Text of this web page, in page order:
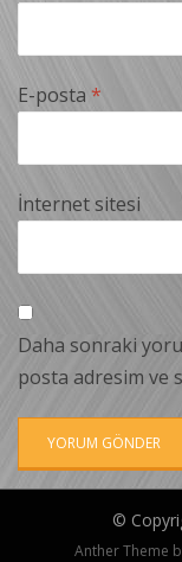
E-posta *
İnternet sitesi
Daha sonraki
posta adresim ve
©
Anther Theme